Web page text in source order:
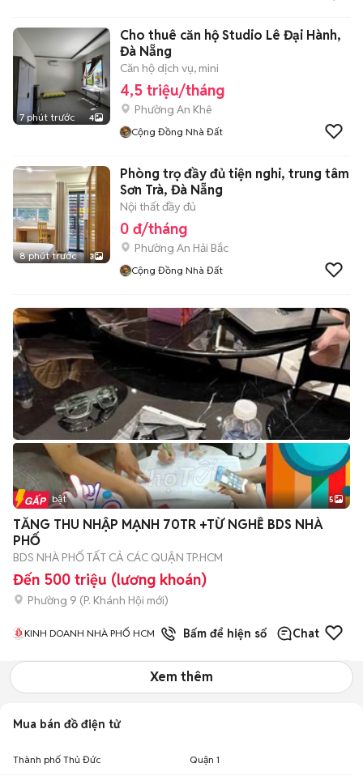
7 phút trước 4
Cho thuê căn hộ Studio Lê Đại Hành,
Đà Nẵng
Căn hộ dịch vụ, mini
4,5 triệu/tháng
Phường An Khê
Cộng Đồng Nhà Đất
8 phút trước 3
Phòng trọ đầy đủ tiện nghi, trung tâm
Sơn Trà, Đà Nẵng
Nội thất đầy đủ
0 đ/tháng
Phường An Hải Bắc
Cộng Đồng Nhà Đất
Tin nổi bật 5
TĂNG THU NHẬP MẠNH 70TR +TỪ NGHỀ BDS NHÀ
PHỐ
BDS NHÀ PHỐ TẤT CẢ CÁC QUẬN TP.HCM
Đến 500 triệu (lương khoán)
Phường 9 (P. Khánh Hội mới)
KINH DOANH NHÀ PHỐ HCM 1đã bánBấm để hiện số Chat
Xem thêm
Mua bán đồ điện tử
Thành phố Thủ Đức Quận 1